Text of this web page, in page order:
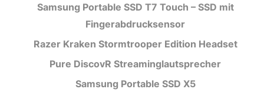
Samsung Portable SSD T7 Touch – SSD mit
Fingerabdrucksensor
Razer Kraken Stormtrooper Edition Headset
Pure DiscovR Streaminglautsprecher
Samsung Portable SSD X5